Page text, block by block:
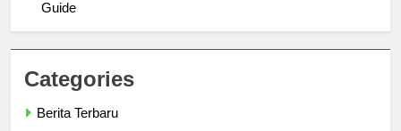
Exploring Universitas Wisnuwardhana: A Comprehensive
Categories